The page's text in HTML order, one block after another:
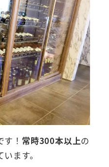
！ 常時300本以上の
ます。